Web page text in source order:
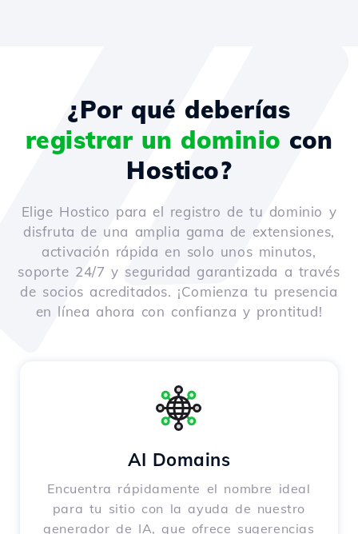
¿Por qué deberías
registrar un dominio con
Hostico?
Elige Hostico para el registro de tu dominio y
disfruta de una amplia gama de extensiones,
activación rápida en solo unos minutos,
soporte 24/7 y seguridad garantizada a través
de socios acreditados. ¡Comienza tu presencia
en línea ahora con confianza y prontitud!
AI Domains
Encuentra rápidamente el nombre ideal
para tu sitio con la ayuda de nuestro
generador de IA, que ofrece sugerencias